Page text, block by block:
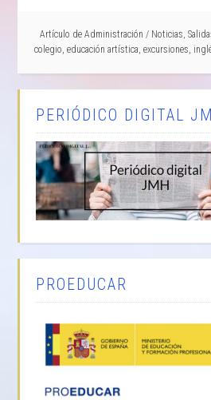
Artículo de Administración / Noticias,
colegio, educación artística, excursiones,
PERIÓDICO DIGITAL
PROEDUCAR